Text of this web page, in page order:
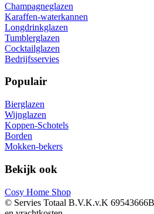
Champagneglazen
Karaffen-waterkannen
Longdrinkglazen
Tumblerglazen
Cocktailglazen
Bedrijfsservies
Populair
Bierglazen
Wijnglazen
Koppen-Schotels
Borden
Mokken-bekers
Bekijk ook
Cosy Home Shop
© Servies Totaal B.V.K.v.K 69543666